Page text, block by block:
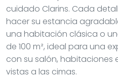
cuidado Clarins. Cada
hacer su estancia
una habitación clásica o
de 100 m², ideal para una
con su salón,
vistas a las cimas.